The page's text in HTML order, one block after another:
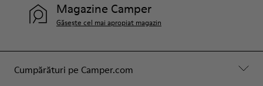
Cumpărături pe Camper.com
Magazine Camper
Găsește cel mai apropiat magazin